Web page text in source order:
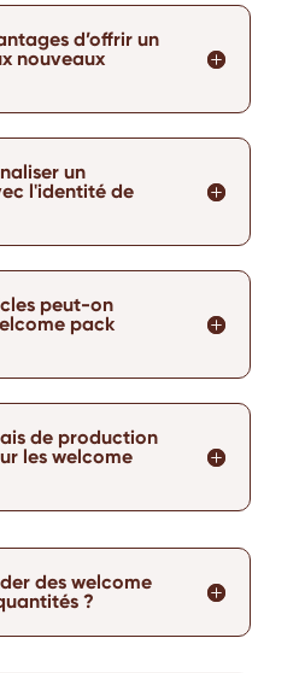
d’offrir un
nouveaux
un
l'identité de
peut-on
pack
de production
les welcome
des welcome
?